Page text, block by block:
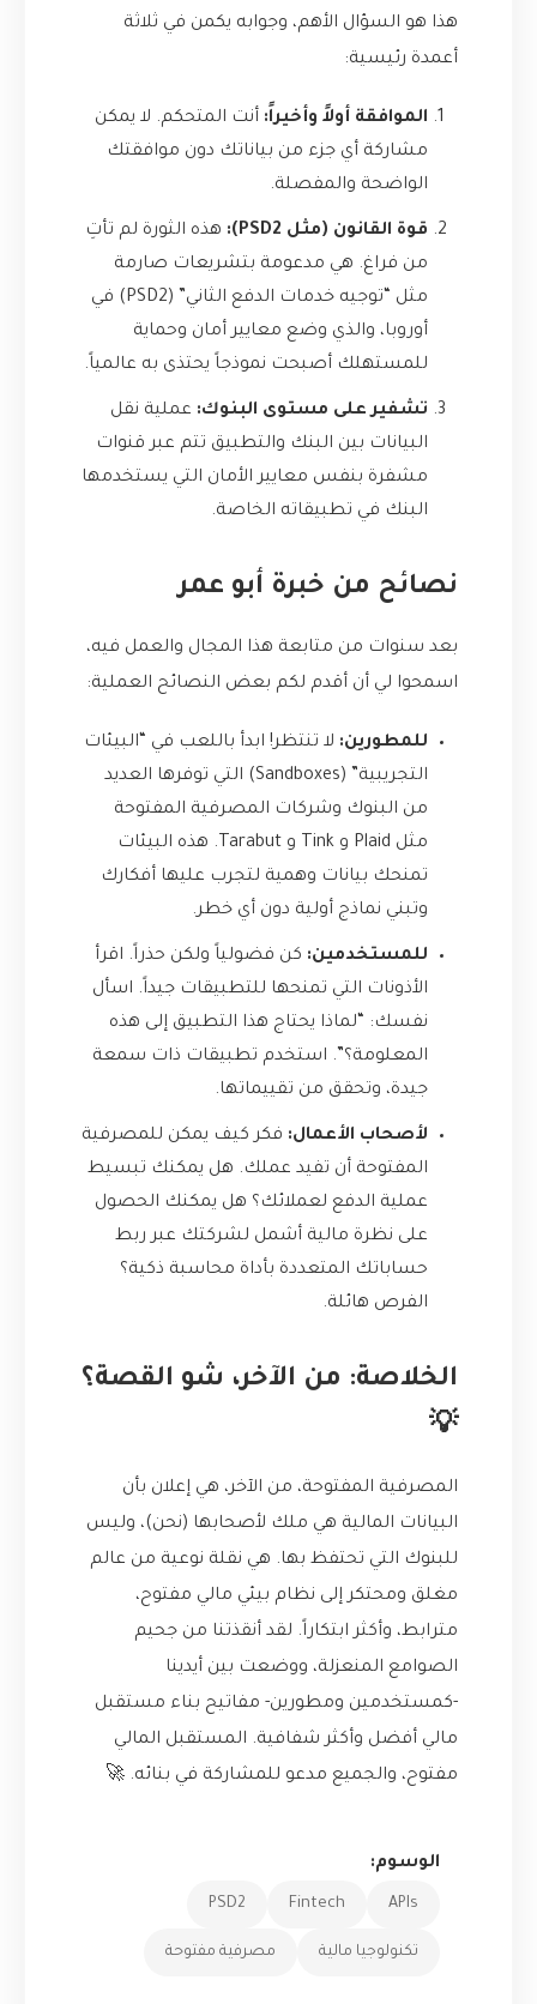
هذا هو السؤال الأهم، وجوابه يكمن في ثلاثة
أعمدة رئيسية:
الموافقة أولاً وأخيراً: أنت المتحكم. لا يمكن
مشاركة أي جزء من بياناتك دون موافقتك
الواضحة والمفصلة.
قوة القانون (مثل PSD2):
هذه الثورة لم تأتِ
من فراغ. هي مدعومة بتشريعات صارمة
مثل “توجيه خدمات الدفع الثاني” (PSD2) في
أوروبا، والذي وضع معايير أمان وحماية
للمستهلك أصبحت نموذجاً يحتذى به عالمياً.
تشفير على مستوى البنوك: عملية نقل
البيانات بين البنك والتطبيق تتم عبر قنوات
مشفرة بنفس معايير الأمان التي يستخدمها
البنك في تطبيقاته الخاصة.
نصائح من خبرة أبو عمر
بعد سنوات من متابعة هذا المجال والعمل فيه،
اسمحوا لي أن أقدم لكم بعض النصائح العملية:
للمطورين: لا تنتظر! ابدأ باللعب في “البيئات
التجريبية” (Sandboxes) التي توفرها العديد
من البنوك وشركات المصرفية المفتوحة
مثل Plaid و Tink و Tarabut. هذه البيئات
تمنحك بيانات وهمية لتجرب عليها أفكارك
وتبني نماذج أولية دون أي خطر.
للمستخدمين: كن فضولياً ولكن حذراً. اقرأ
الأذونات التي تمنحها للتطبيقات جيداً. اسأل
نفسك: “لماذا يحتاج هذا التطبيق إلى هذه
المعلومة؟”. استخدم تطبيقات ذات سمعة
جيدة، وتحقق من تقييماتها.
لأصحاب الأعمال: فكر كيف يمكن للمصرفية
المفتوحة أن تفيد عملك. هل يمكنك تبسيط
عملية الدفع لعملائك؟ هل يمكنك الحصول
على نظرة مالية أشمل لشركتك عبر ربط
حساباتك المتعددة بأداة محاسبة ذكية؟
الفرص هائلة.
الخلاصة: من الآخر، شو القصة؟
💡
المصرفية المفتوحة، من الآخر، هي إعلان بأن
البيانات المالية هي ملك لأصحابها (نحن)، وليس
للبنوك التي تحتفظ بها. هي نقلة نوعية من عالم
مغلق ومحتكر إلى نظام بيئي مالي مفتوح،
مترابط، وأكثر ابتكاراً. لقد أنقذتنا من جحيم
الصوامع المنعزلة، ووضعت بين أيدينا
-كمستخدمين ومطورين- مفاتيح بناء مستقبل
مالي أفضل وأكثر شفافية. المستقبل المالي
مفتوح، والجميع مدعو للمشاركة في بنائه. 🚀
الوسوم:
APIs
Fintech
PSD2
تكنولوجيا مالية مصرفية مفتوحة